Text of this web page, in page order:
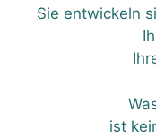
Sie entwickeln
ist